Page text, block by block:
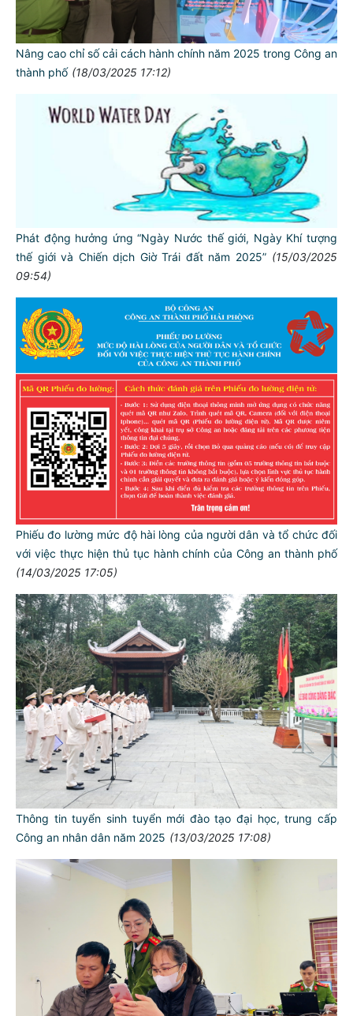
Nâng cao chỉ số cải cách hành chính năm 2025 trong Công an
thành phố (18/03/2025 17:12)
Phát động hưởng ứng “Ngày Nước thế giới, Ngày Khí tượng
thế giới và Chiến dịch Giờ Trái đất năm 2025” (15/03/2025
09:54)
Phiếu đo lường mức độ hài lòng của người dân và tổ chức đối
với việc thực hiện thủ tục hành chính của Công an thành phố
(14/03/2025 17:05)
Thông tin tuyển sinh tuyển mới đào tạo đại học, trung cấp
Công an nhân dân năm 2025 (13/03/2025 17:08)